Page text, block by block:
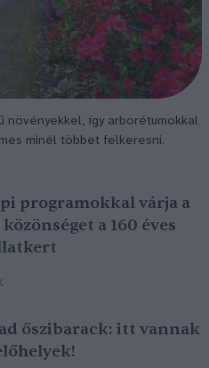
növényekkel, így arborétumokkal
minél többet felkeresni.
programokkal várja a
a 160 éves
őszibarack: itt vannak